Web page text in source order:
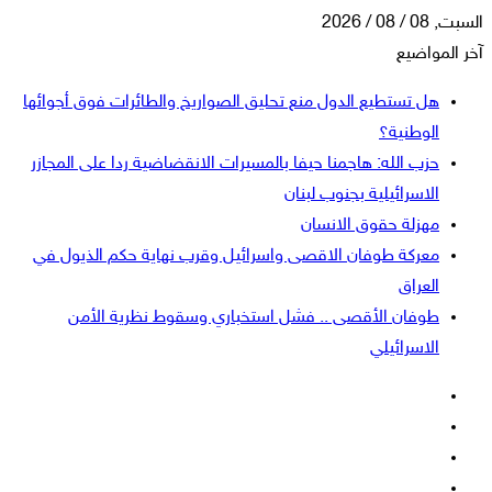
السبت, 08 / 08 / 2026
آخر المواضيع
هل تستطيع الدول منع تحليق الصواريخ والطائرات فوق أجوائها
الوطنية؟
حزب الله: هاجمنا حيفا بالمسيرات الانقضاضية ردا على المجازر
الاسرائيلية بجنوب لبنان
مهزلة حقوق الانسان
معركة طوفان الاقصى واسرائيل وقرب نهاية حكم الذيول في
العراق
طوفان الأقصى .. فشل استخباري وسقوط نظرية الأمن
الاسرائيلي